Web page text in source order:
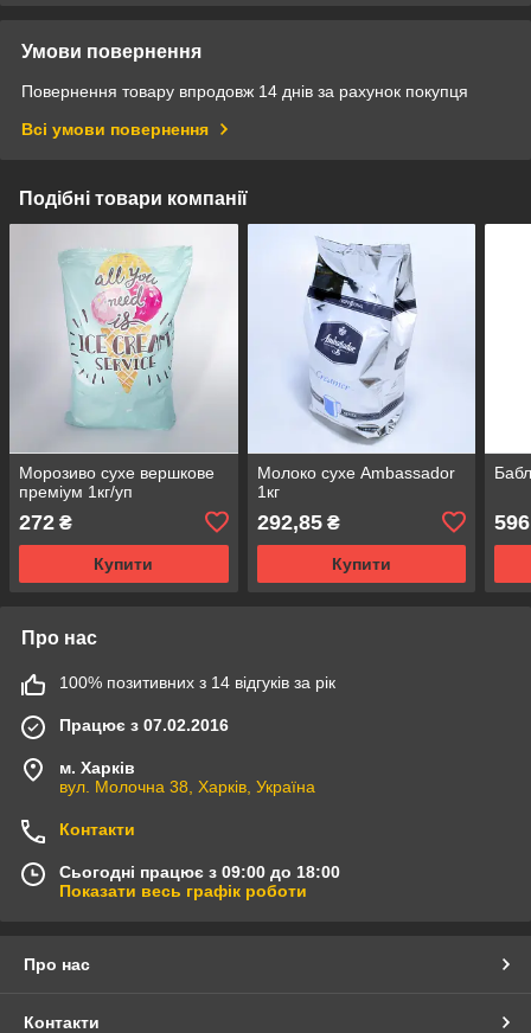
Умови повернення
Повернення товару впродовж 14 днів за рахунок покупця
Всі умови повернення
Подібні товари компанії
Морозиво сухе вершкове
преміум 1кг/уп
272 ₴
Купити
Молоко сухе Ambassador
1кг
292,85₴
Купити
596
Про нас
100% позитивних з 14 відгуків за рік
Працює з 07.02.2016
м. Харків
вул. Молочна 38, Харків, Україна
Контакти
Сьогодні працює з 09:00 до 18:00
Показати весь графік роботи
Про нас
Контакти